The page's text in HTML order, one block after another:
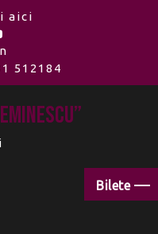
aici
512184
Bilete